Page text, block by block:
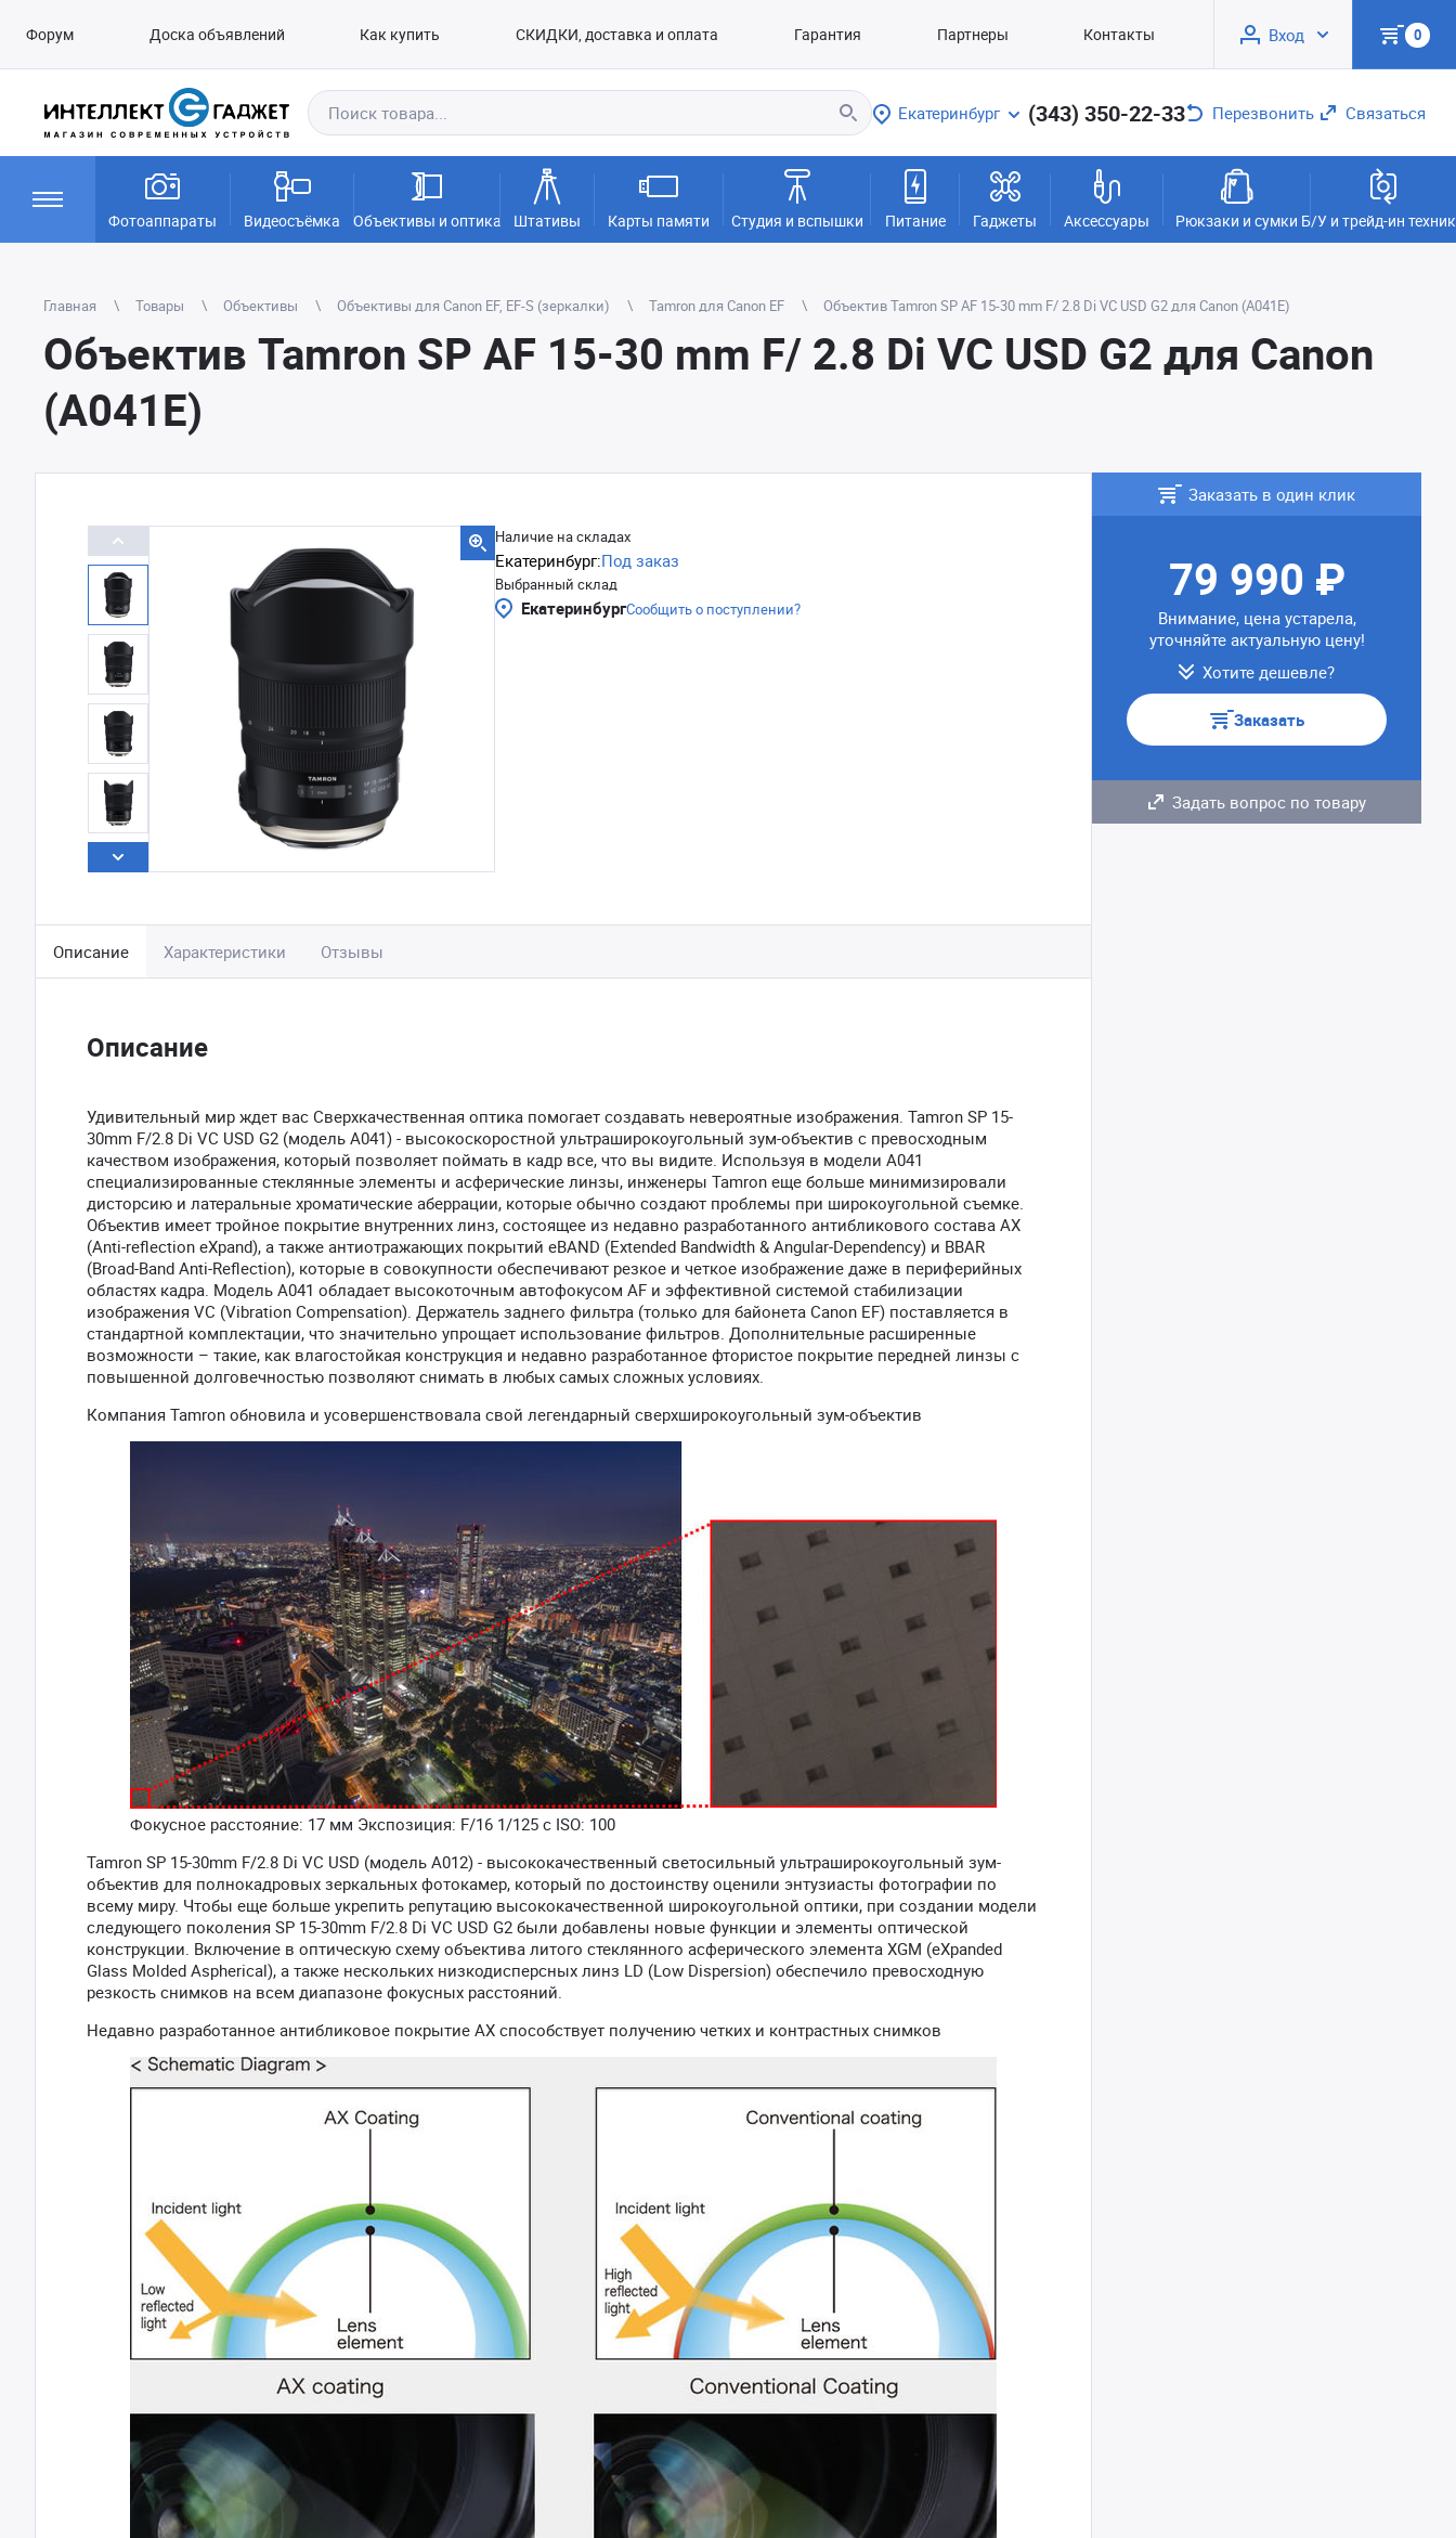
Форум Доска объявлений Как купить СКИДКИ, доставка и оплата Гарантия Партнеры Контакты Вход 0
Екатеринбург (343) 350-22-33 Перезвонить Связаться
Фотоаппараты Видеосъёмка Объективы и оптика Штативы Карты памяти Студия и вспышки Питание Гаджеты Аксессуары Рюкзаки и сумки Б/У и трейд-ин
Главная Товары Объективы Объективы для Canon EF, EF-S (зеркалки) Tamron для Canon EF Объектив Tamron SP AF 15-30 mm F/ 2.8 Di VC USD G2 для Canon (A041E)
Объектив Tamron SP AF 15-30 mm F/ 2.8 Di VC USD G2 для Canon
(A041E)
Наличие на складах
Екатеринбург:Под заказ
Выбранный склад
ЕкатеринбургСообщить о поступлении?
Описание Характеристики Отзывы
Описание
Удивительный мир ждет вас Сверхкачественная оптика помогает создавать невероятные изображения. Tamron SP 15-
30mm F/2.8 Di VC USD G2 (модель A041) - высокоскоростной ультраширокоугольный зум-объектив с превосходным
качеством изображения, который позволяет поймать в кадр все, что вы видите. Используя в модели A041
специализированные стеклянные элементы и асферические линзы, инженеры Tamron еще больше минимизировали
дисторсию и латеральные хроматические аберрации, которые обычно создают проблемы при широкоугольной съемке.
Объектив имеет тройное покрытие внутренних линз, состоящее из недавно разработанного антибликового состава AX
(Anti-reflection eXpand), а также антиотражающих покрытий eBAND (Extended Bandwidth & Angular-Dependency) и BBAR
(Broad-Band Anti-Reflection), которые в совокупности обеспечивают резкое и четкое изображение даже в периферийных
областях кадра. Модель A041 обладает высокоточным автофокусом AF и эффективной системой стабилизации
изображения VC (Vibration Compensation). Держатель заднего фильтра (только для байонета Canon EF) поставляется в
стандартной комплектации, что значительно упрощает использование фильтров. Дополнительные расширенные
возможности – такие, как влагостойкая конструкция и недавно разработанное фтористое покрытие передней линзы с
повышенной долговечностью позволяют снимать в любых самых сложных условиях.
Компания Tamron обновила и усовершенствовала свой легендарный сверхширокоугольный зум-объектив
Фокусное расстояние: 17 мм Экспозиция: F/16 1/125 с ISO: 100
Tamron SP 15-30mm F/2.8 Di VC USD (модель A012) - высококачественный светосильный ультраширокоугольный зум-
объектив для полнокадровых зеркальных фотокамер, который по достоинству оценили энтузиасты фотографии по
всему миру. Чтобы еще больше укрепить репутацию высококачественной широкоугольной оптики, при создании модели
следующего поколения SP 15-30mm F/2.8 Di VC USD G2 были добавлены новые функции и элементы оптической
конструкции. Включение в оптическую схему объектива литого стеклянного асферического элемента XGM (eXpanded
Glass Molded Aspherical), а также нескольких низкодисперсных линз LD (Low Dispersion) обеспечило превосходную
резкость снимков на всем диапазоне фокусных расстояний.
Недавно разработанное антибликовое покрытие AX способствует получению четких и контрастных снимков
Заказать в один клик
79 990 ₽
Внимание, цена устарела,
уточняйте актуальную цену!
Хотите дешевле?
Заказать
Задать вопрос по товару